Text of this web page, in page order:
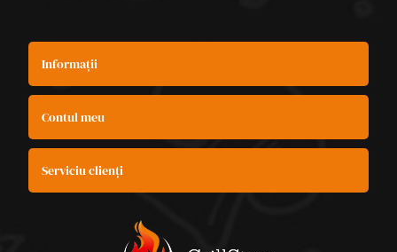
Informații
Contul meu
Serviciu clienți